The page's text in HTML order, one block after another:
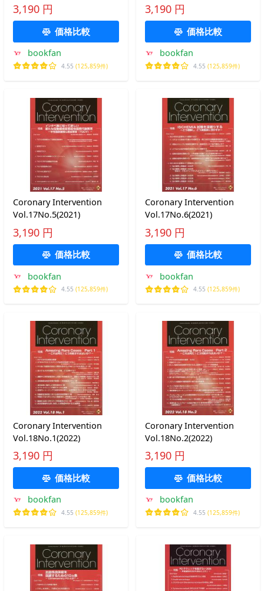
3,190 円
価格比較
bookfan
4.55 (125,859件)
3,190 円
価格比較
bookfan
4.55 (125,859件)
Coronary Intervention
Vol.17No.5(2021)
3,190 円
価格比較
bookfan
4.55 (125,859件)
Coronary Intervention
Vol.17No.6(2021)
3,190 円
価格比較
bookfan
4.55 (125,859件)
Coronary Intervention
Vol.18No.1(2022)
3,190 円
価格比較
bookfan
4.55 (125,859件)
Coronary Intervention
Vol.18No.2(2022)
3,190 円
価格比較
bookfan
4.55 (125,859件)